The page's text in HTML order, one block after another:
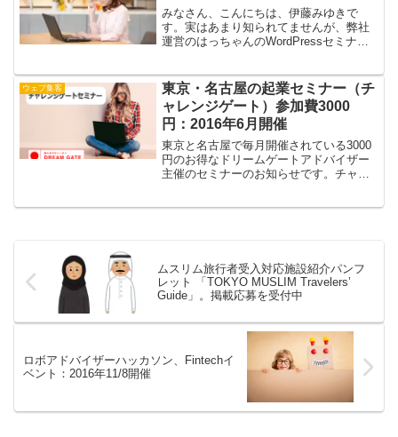
みなさん、こんにちは、伊藤みゆきで
す。実はあまり知られてませんが、弊社
運営のはっちゃんのWordPressセミナー
イトもOKです！紹介手数料は1件1000円
です(^_...
ウェブ集客
東京・名古屋の起業セミナー（チ
ャレンジゲート）参加費3000
円：2016年6月開催
東京と名古屋で毎月開催されている3000
円のお得なドリームゲートアドバイザー
主催のセミナーのお知らせです。チャレ
ムスリム旅行者受入対応施設紹介パンフ
レット 「TOKYO MUSLIM Travelers’
Guide」。掲載応募を受付中
ロボアドバイザーハッカソン、Fintechイ
ベント：2016年11/8開催